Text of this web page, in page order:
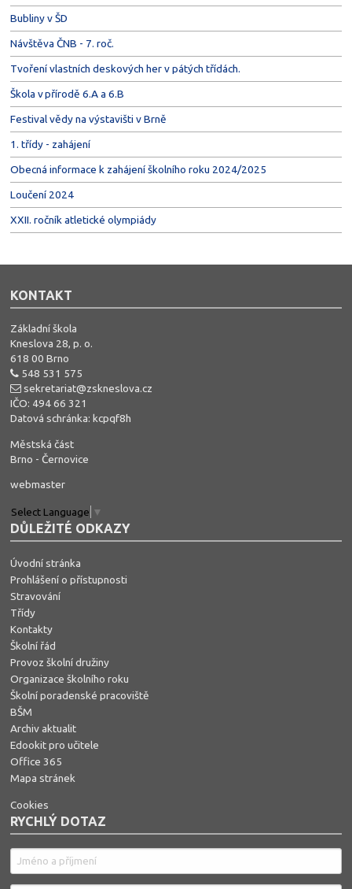
Bubliny v ŠD
Návštěva ČNB - 7. roč.
Tvoření vlastních deskových her v pátých třídách.
Škola v přírodě 6.A a 6.B
Festival vědy na výstavišti v Brně
1. třídy - zahájení
Obecná informace k zahájení školního roku 2024/2025
Loučení 2024
XXII. ročník atletické olympiády
KONTAKT
Základní škola
Kneslova 28, p. o.
618 00 Brno
548 531 575
sekretariat@zskneslova.cz
IČO: 494 66 321
Datová schránka: kcpqf8h
Městská část
Brno - Černovice
webmaster
Select Language ▼
DŮLEŽITÉ ODKAZY
Úvodní stránka
Prohlášení o přístupnosti
Stravování
Třídy
Kontakty
Školní řád
Provoz školní družiny
Organizace školního roku
Školní poradenské pracoviště
BŠM
Archiv aktualit
Edookit pro učitele
Office 365
Mapa stránek
Cookies
RYCHLÝ DOTAZ